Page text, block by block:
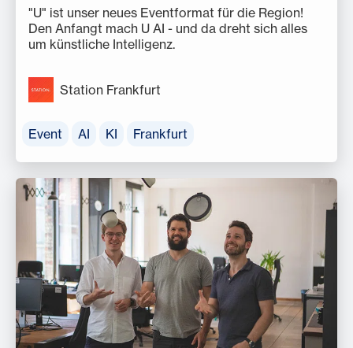
"U" ist unser neues Eventformat für die Region!
Den Anfangt mach U AI - und da dreht sich alles
um künstliche Intelligenz.
Station Frankfurt
Event AI KI Frankfurt